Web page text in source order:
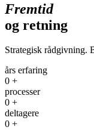
Fremtid
og retning
Strategisk rådgivning.
års erfaring
0 +
processer
0 +
deltagere
0 +